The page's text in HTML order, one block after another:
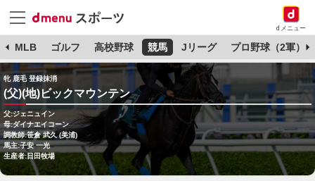
dメニュー
MLB ゴルフ 高校野球 競馬 Jリーグ プロ野球（2軍）
牝 鹿毛 登録抹消
(父)(地)ビックマウンテン
父:ジェニュイン
母:ダイナエイコーン
調教師:笹倉 武久 (美浦)
馬主:子安 一光
生産者:日田牧場